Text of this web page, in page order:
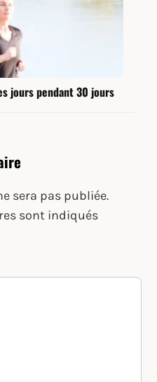
jours pendant 30 jours
sera pas publiée.
sont indiqués